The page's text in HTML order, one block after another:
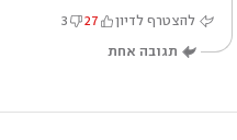
להצטרף לדיון 27
3
תגובה אחת